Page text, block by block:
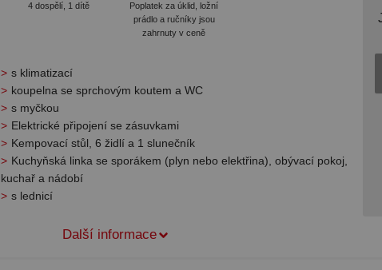
4 dospělí, 1 dítě
Poplatek za úklid, ložní
prádlo a ručníky jsou
zahrnuty v ceně
s klimatizací
koupelna se sprchovým koutem a WC
s myčkou
Elektrické připojení se zásuvkami
Kempovací stůl, 6 židlí a 1 slunečník
Kuchyňská linka se sporákem (plyn nebo elektřina), obývací pokoj,
kuchař a nádobí
s lednicí
Další informace